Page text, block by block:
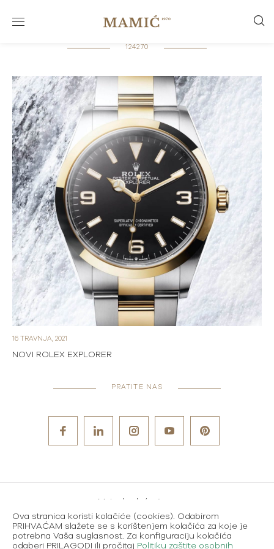
124270
16 TRAVNJA, 2021
NOVI ROLEX EXPLORER
PRATITE NAS
Metode plaćanja
Karijere
Uvjeti korištenja
Ova stranica koristi kolačiće (cookies). Odabirom
PRIHVAĆAM slažete se s korištenjem kolačića za koje je
potrebna Vaša suglasnost. Za konfiguraciju kolačića
odaberi PRILAGODI ili pročitaj Politiku zaštite osobnih